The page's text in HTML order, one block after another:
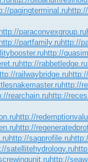
pagingterminal.ru
http://paraconvexgroup.ru
http://partfamily.ruhttp://
http://
http://rabbetledge.ru
railwaybridge.ru
http://
rearchain.ruhttp://
http://
http://
http://sagprofile.ru
satellitehydrology.ru
http://